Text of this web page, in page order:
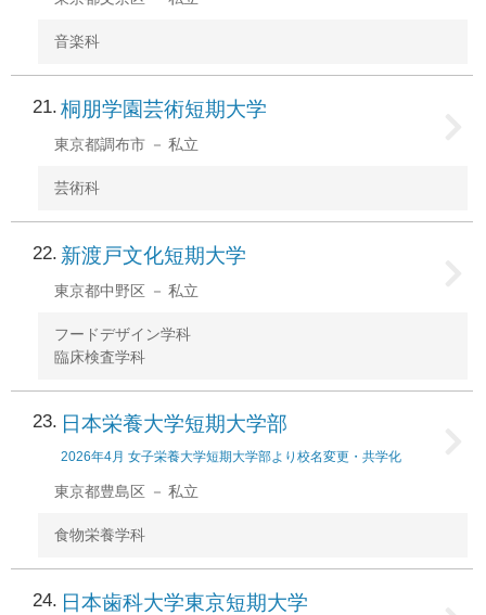
音楽科
21 桐朋学園芸術短期大学
東京都調布市 私立
芸術科
22 新渡戸文化短期大学
東京都中野区 私立
フードデザイン学科
臨床検査学科
23 日本栄養大学短期大学部
2026年4月 女子栄養大学短期大学部より校名変更・共学化
東京都豊島区 私立
食物栄養学科
24 日本歯科大学東京短期大学